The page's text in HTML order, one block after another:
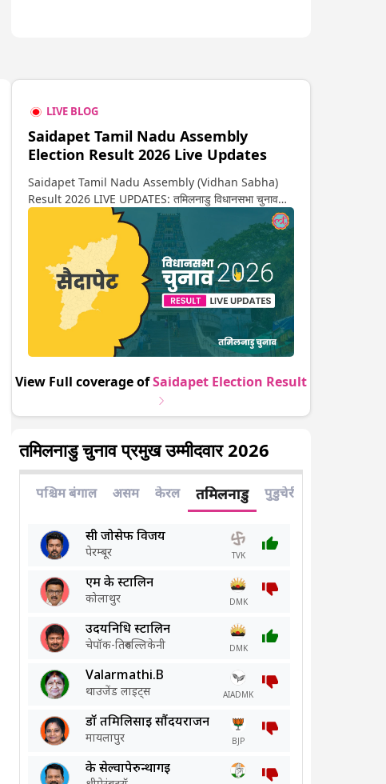
LIVE BLOG
Saidapet Tamil Nadu Assembly
Election Result 2026 Live Updates
Saidapet Tamil Nadu Assembly (Vidhan Sabha)
Result 2026 LIVE UPDATES: तमिलनाडु विधानसभा चुनाव
2026 की गिनती अगले कुछ ही देर में शुरू होने वाली है. यहां देखें
सैदापेट सीट पर कौन आगे-कौन पीछे से लेकर किस तरफ जा रहें है
रुझान. साथ ही पाइए इस सीट पर हो रही हर एक हलचल की अपडेट
वो भी रियल टाइम में
View Full coverage ofSaidapet Election Result
तमिलनाडु चुनाव प्रमुख उम्मीदवार 2026